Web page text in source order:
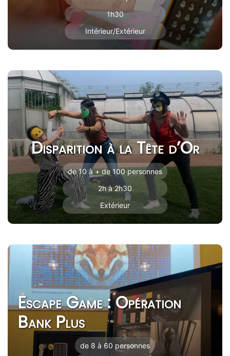
1h30
Intérieur/Extérieur
Disparition à la Tête d’Or
de 10 à + de 100 personnes
2h à 2h30
Extérieur
Escape Game : Opération
Bank Plus
de 8 à 60 personnes